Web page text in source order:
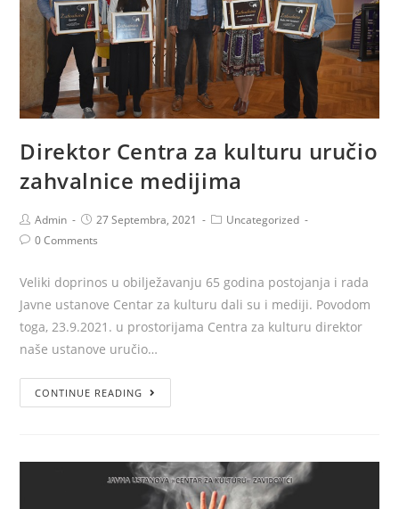
Direktor Centra za kulturu uručio
zahvalnice medijima
Admin 27 Septembra, 2021
Uncategorized
0 Comments
Veliki doprinos u obilježavanju 65 godina postojanja i rada
Javne ustanove Centar za kulturu dali su i mediji. Povodom
toga, 23.9.2021. u prostorijama Centra za kulturu direktor
naše ustanove uručio…
CONTINUE READING